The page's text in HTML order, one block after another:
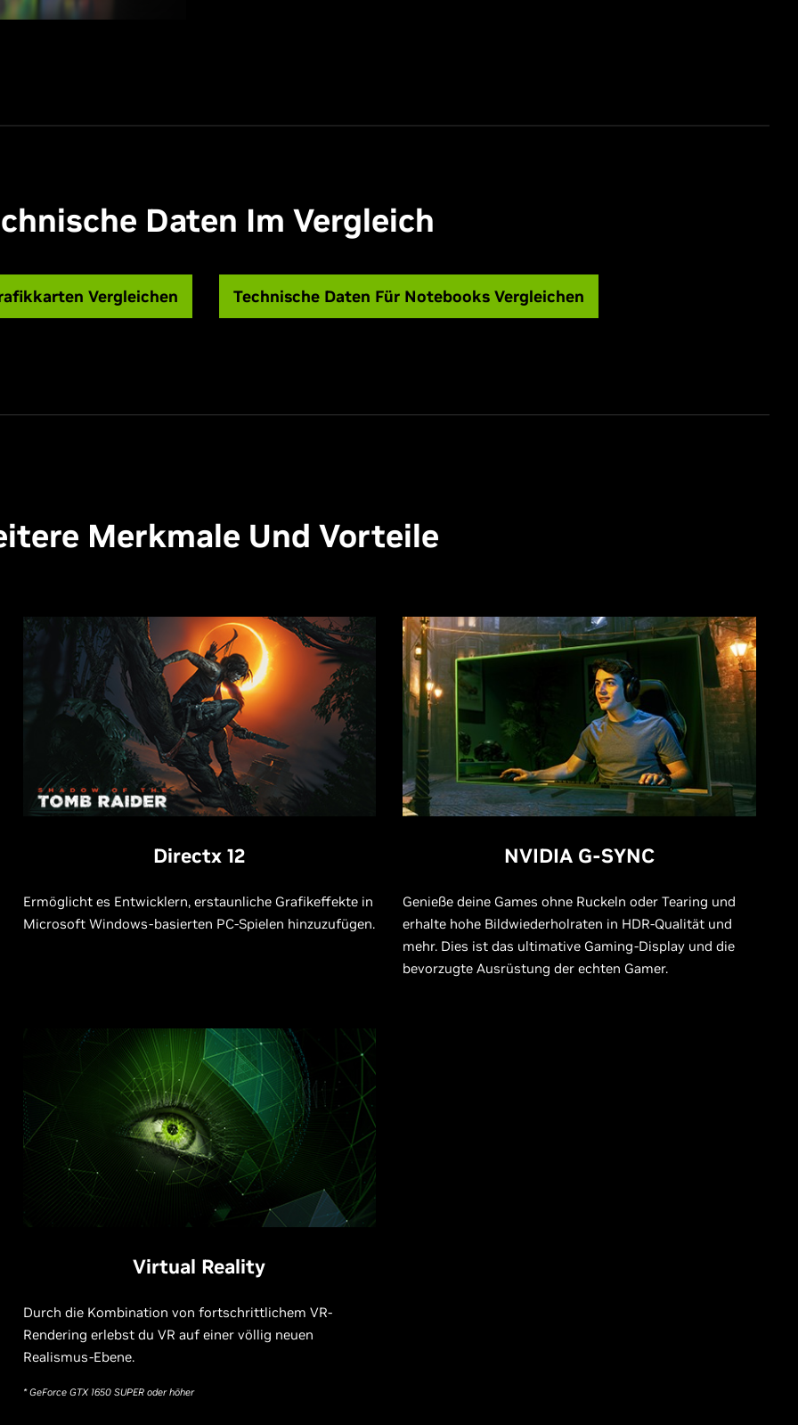
Daten Im Vergleich
Vergleichen Technische Daten Für Notebooks Vergleichen
Merkmale Und Vorteile
Directx 12
Ermöglicht es Entwicklern, erstaunliche Grafikeffekte in
Microsoft Windows-basierten PC-Spielen hinzuzufügen.
NVIDIA G-SYNC
Genieße deine Games ohne Ruckeln oder Tearing und
erhalte hohe Bildwiederholraten in HDR-Qualität und
mehr. Dies ist das ultimative Gaming-Display und die
bevorzugte Ausrüstung der echten Gamer.
Virtual Reality
Durch die Kombination von fortschrittlichem VR-
Rendering erlebst du VR auf einer völlig neuen
Realismus-Ebene.
* GeForce GTX 1650 SUPER oder höher